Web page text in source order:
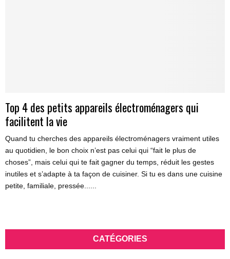
Top 4 des petits appareils électroménagers qui
facilitent la vie
Quand tu cherches des appareils électroménagers vraiment utiles
au quotidien, le bon choix n’est pas celui qui “fait le plus de
choses”, mais celui qui te fait gagner du temps, réduit les gestes
inutiles et s’adapte à ta façon de cuisiner. Si tu es dans une cuisine
petite, familiale, pressée......
CATÉGORIES